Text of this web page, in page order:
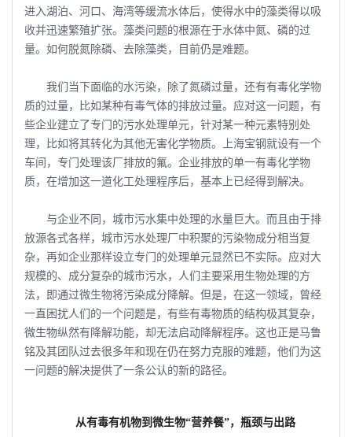
进入湖泊、河口、海湾等缓流水体后，使得水中的藻类得以吸
收并迅速繁殖扩张。藻类问题的根源在于水体中氮、磷的过
量。如何脱氮除磷、去除藻类，目前仍是难题。
我们当下面临的水污染，除了氮磷过量，还有有毒化学物
质的过量，比如某种有毒气体的排放过量。应对这一问题，有
些企业建立了专门的污水处理单元，针对某一种元素特别处
理，比如将其转化为其他无害化学物质。上海宝钢就设有一个
车间，专门处理该厂排放的氟。企业排放的单一有毒化学物
质，在增加这一道化工处理程序后，基本上已经得到解决。
与企业不同，城市污水集中处理的水量巨大。而且由于排
放源各式各样，城市污水处理厂中积聚的污染物成分相当复
杂，再如企业那样设立专门的处理单元显然已不实际。应对大
规模的、成分复杂的城市污水，人们主要采用生物处理的方
法，即通过微生物将污染成分降解。但是，在这一领域，曾经
一直困扰人们的一个问题是，有些有毒物质的结构极其复杂，
微生物纵然有降解功能，却无法启动降解程序。这也正是马鲁
铭及其团队过去很多年和现在仍在努力克服的难题，他们为这
一问题的解决提供了一条公认的新的路径。
从有毒有机物到微生物“营养餐”，瓶颈与出路